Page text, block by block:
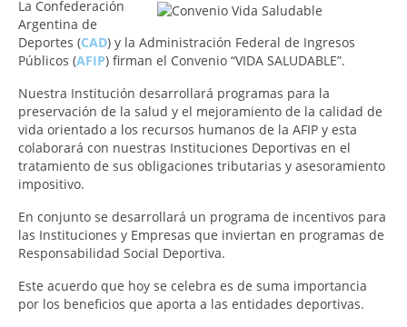
La Confederación
Argentina de
Deportes (CAD) y la Administración Federal de Ingresos
Públicos (AFIP) firman el Convenio “VIDA SALUDABLE”.
Nuestra Institución desarrollará programas para la
preservación de la salud y el mejoramiento de la calidad de
vida orientado a los recursos humanos de la AFIP y esta
colaborará con nuestras Instituciones Deportivas en el
tratamiento de sus obligaciones tributarias y asesoramiento
impositivo.
En conjunto se desarrollará un programa de incentivos para
las Instituciones y Empresas que inviertan en programas de
Responsabilidad Social Deportiva.
Este acuerdo que hoy se celebra es de suma importancia
por los beneficios que aporta a las entidades deportivas.